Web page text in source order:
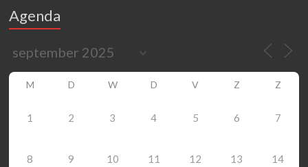
Agenda
M D W D V Z Z
1 2 3 4 5 6 7
8 9 10 11 12 13 14